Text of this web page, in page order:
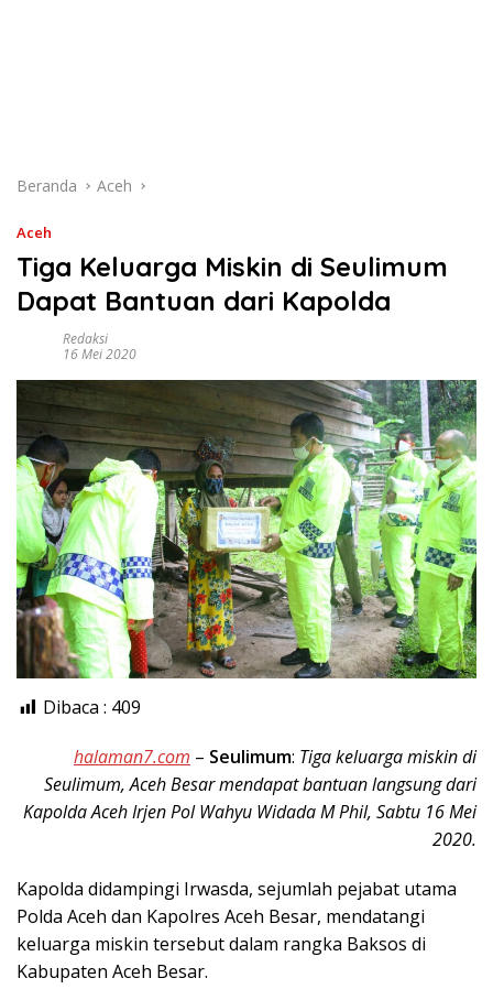
Beranda Aceh
Aceh
Tiga Keluarga Miskin di Seulimum
Dapat Bantuan dari Kapolda
Redaksi
16 Mei 2020
Dibaca : 409
halaman7.com – Seulimum: Tiga keluarga miskin di
Seulimum, Aceh Besar mendapat bantuan langsung dari
Kapolda Aceh Irjen Pol Wahyu Widada M Phil, Sabtu 16 Mei
2020.
Kapolda didampingi Irwasda, sejumlah pejabat utama
Polda Aceh dan Kapolres Aceh Besar, mendatangi
keluarga miskin tersebut dalam rangka Baksos di
Kabupaten Aceh Besar.